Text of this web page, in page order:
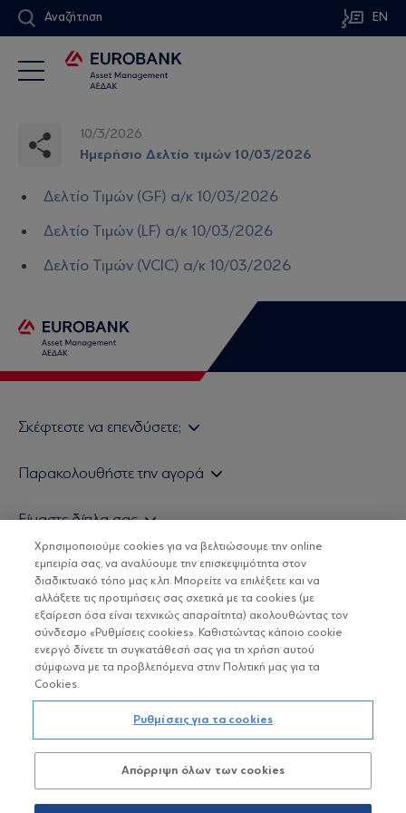
Αναζήτηση EN
10/3/2026
Ημερήσιο Δελτίο τιμών 10/03/2026
Δελτίο Τιμών (GF) α/κ 10/03/2026
Δελτίο Τιμών (LF) α/κ 10/03/2026
Δελτίο Τιμών (VCIC) α/κ 10/03/2026
Σκέφτεστε να επενδύσετε;
Τιμολογιακή Πολιτική
Δείτε τις πολιτικές μας
Βασικές Γνώσεις
Παρακολουθήστε την αγορά
Τα νέα μας
Χρήσιμοι σύνδεσμοι
Είμαστε δίπλα σας
H Eurobank Asset Management ΑΕΔΑΚ
Επενδυτική φιλοσοφία ESG
Πιστοποιημένα στελέχη και συνεργάτες
Αποστολή Βιογραφικών
ΟΙ ΟΣΕΚΑ ΔΕΝ ΕΧΟΥΝ ΕΓΓΥΗΜΕΝΗ ΑΠΟΔΟΣΗ ΚΑΙ ΟΙ
ΠΡΟΗΓΟΥΜΕΝΕΣ ΑΠΟΔΟΣΕΙΣ ΔΕΝ ΔΙΑΣΦΑΛΙΖΟΥΝ ΤΙΣ
ΜΕΛΛΟΝΤΙΚΕΣ
Copyright © Eurobank ΑΕΔΑΚ
Προστασία Προσωπικών Δεδομένων
Όροι χρήσης
Χρησιμοποιούμε cookies για να βελτιώσουμε την online
εμπειρία σας, να αναλύουμε την επισκεψιμότητα στον
διαδικτυακό τόπο μας κ.λπ. Μπορείτε να επιλέξετε και να
αλλάξετε τις προτιμήσεις σας σχετικά με τα cookies (με
εξαίρεση όσα είναι τεχνικώς απαραίτητα) ακολουθώντας τον
σύνδεσμο «Ρυθμίσεις cookies». Καθιστώντας κάποιο cookie
ενεργό δίνετε τη συγκατάθεσή σας για τη χρήση αυτού
σύμφωνα με τα προβλεπόμενα στην Πολιτική μας για τα
Cookies.
Ρυθμίσεις για τα cookies
Απόρριψη όλων των cookies